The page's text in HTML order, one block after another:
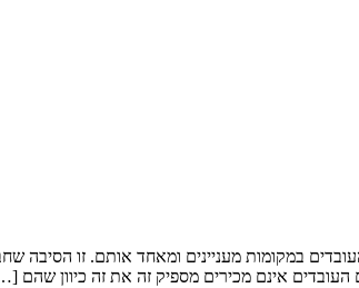
במקומות מעניינים ומאחד אותם. זו
אינם מכירים מספיק זה את זה כיוון שהם